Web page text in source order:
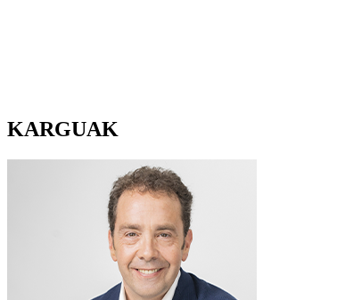
KARGUAK